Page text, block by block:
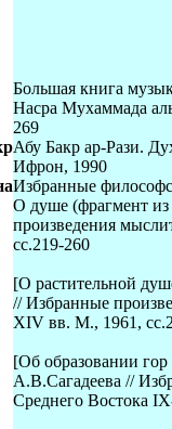
Большая книга
Насра Мухаммада
269
Абу Бакр ар-Рази.
Ифрон, 1990
Избранные
О душе (фрагмент
произведения
сс.219-260
[О растительной
// Избранные
XIV вв. М., 1961,
[Об образовании
А.В.Сагадеева //
Среднего Востока